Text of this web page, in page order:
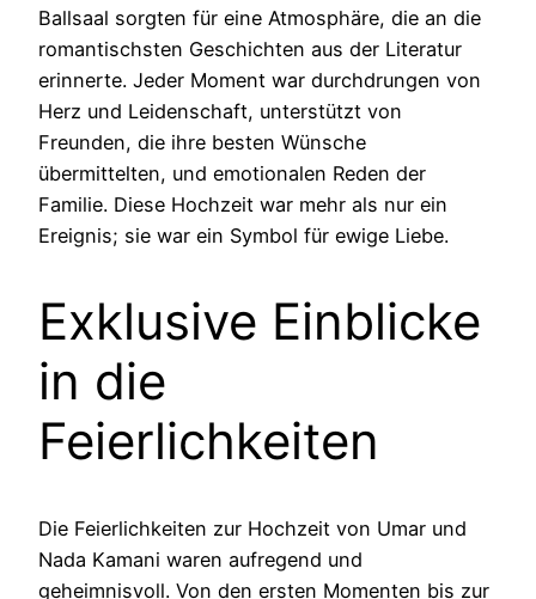
Ballsaal sorgten für eine Atmosphäre, die an die
romantischsten Geschichten aus der Literatur
erinnerte. Jeder Moment war durchdrungen von
Herz und Leidenschaft, unterstützt von
Freunden, die ihre besten Wünsche
übermittelten, und emotionalen Reden der
Familie. Diese Hochzeit war mehr als nur ein
Ereignis; sie war ein Symbol für ewige Liebe.
Exklusive Einblicke
in die
Feierlichkeiten
Die Feierlichkeiten zur Hochzeit von Umar und
Nada Kamani waren aufregend und
geheimnisvoll. Von den ersten Momenten bis zur